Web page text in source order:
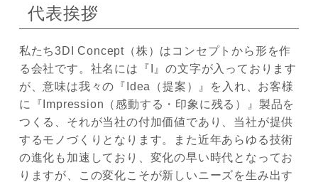
代表挨拶
私たち3DI Concept（株）はコンセプトから形を作
る会社です。社名には『I』の文字が入っております
が、意味は我々の『Idea（提案）』を入れ、お客様
に『Impression（感動する・印象に残る）』製品を
つくる、それが当社の付加価値であり、当社が提供
するモノづくりとなります。また近年あらゆる技術
の進化も加速しており、変化の早い時代となってお
りますが、この変化こそが新しいニーズを生み出す